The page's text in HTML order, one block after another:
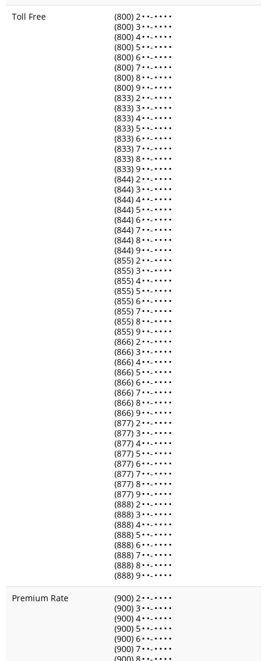
Toll Free
(800) 2• •- • • • •
(800) 3• •- • • • •
(800) 4• •- • • • •
(800) 5• •- • • • •
(800) 6• •- • • • •
(800) 7• •- • • • •
(800) 8• •- • • • •
(800) 9• •- • • • •
(833) 2• •- • • • •
(833) 3• •- • • • •
(833) 4• •- • • • •
(833) 5• •- • • • •
(833) 6• •- • • • •
(833) 7• •- • • • •
(833) 8• •- • • • •
(833) 9• •- • • • •
(844) 2• •- • • • •
(844) 3• •- • • • •
(844) 4• •- • • • •
(844) 5• •- • • • •
(844) 6• •- • • • •
(844) 7• •- • • • •
(844) 8• •- • • • •
(844) 9• •- • • • •
(855) 2• •- • • • •
(855) 3• •- • • • •
(855) 4• •- • • • •
(855) 5• •- • • • •
(855) 6• •- • • • •
(855) 7• •- • • • •
(855) 8• •- • • • •
(855) 9• •- • • • •
(866) 2• •- • • • •
(866) 3• •- • • • •
(866) 4• •- • • • •
(866) 5• •- • • • •
(866) 6• •- • • • •
(866) 7• •- • • • •
(866) 8• •- • • • •
(866) 9• •- • • • •
(877) 2• •- • • • •
(877) 3• •- • • • •
(877) 4• •- • • • •
(877) 5• •- • • • •
(877) 6• •- • • • •
(877) 7• •- • • • •
(877) 8• •- • • • •
(877) 9• •- • • • •
(888) 2• •- • • • •
(888) 3• •- • • • •
(888) 4• •- • • • •
(888) 5• •- • • • •
(888) 6• •- • • • •
(888) 7• •- • • • •
(888) 8• •- • • • •
(888) 9• •- • • • •
Premium Rate
(900) 2• •- • • • •
(900) 3• •- • • • •
(900) 4• •- • • • •
(900) 5• •- • • • •
(900) 6• •- • • • •
(900) 7• •- • • • •